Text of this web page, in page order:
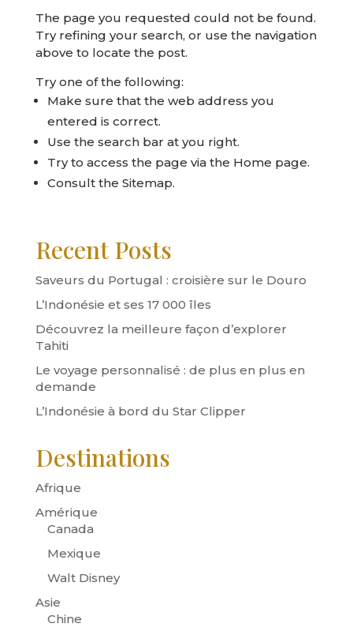
The page you requested could not be found.
Try refining your search, or use the navigation
above to locate the post.
Try one of the following:
Make sure that the web address you
entered is correct.
Use the search bar at you right.
Try to access the page via the Home page.
Consult the Sitemap.
Recent Posts
Saveurs du Portugal : croisière sur le Douro
L’Indonésie et ses 17 000 îles
Découvrez la meilleure façon d’explorer
Tahiti
Le voyage personnalisé : de plus en plus en
demande
L’Indonésie à bord du Star Clipper
Destinations
Afrique
Amérique
Canada
Mexique
Walt Disney
Asie
Chine